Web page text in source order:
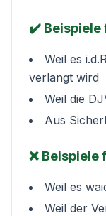
✔️ Beispiele
Weil es
verlangt wird
Weil die
Aus
❌
Weil es
Weil der